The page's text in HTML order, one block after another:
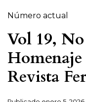
Número actual
Vol 19, No
Homenaje
Revista